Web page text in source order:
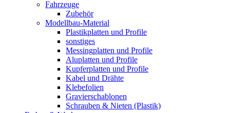
Fahrzeuge
Zubehör
Modellbau-Material
Plastikplatten und Profile
sonstiges
Messingplatten und Profile
Aluplatten und Profile
Kupferplatten und Profile
Kabel und Drähte
Klebefolien
Gravierschablonen
Schrauben & Nieten (Plastik)